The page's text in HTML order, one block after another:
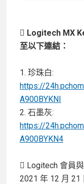
 Logitech MX
至以下連結：
1. 珍珠白:
https://
A900BYKNI
2. 石墨灰:
https://
A900BYKN4
 Logitech 會員
2021 年 12 月 21